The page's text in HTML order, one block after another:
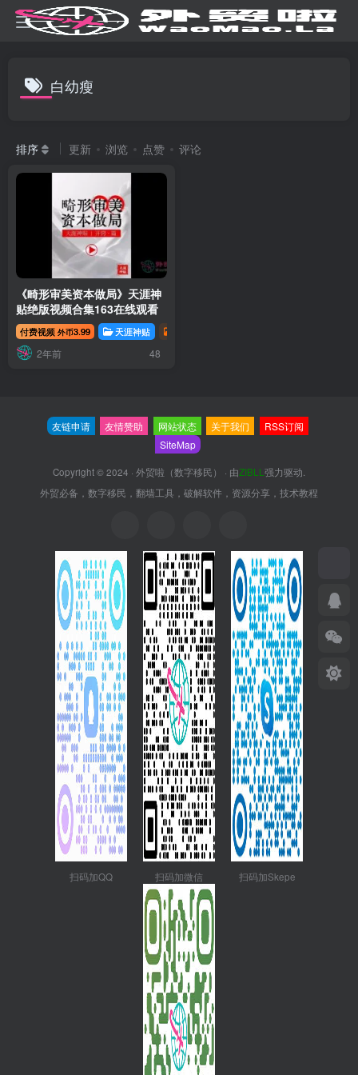
白幼瘦
排序 更新 浏览 点赞 评论
《畸形审美资本做局》天涯神
贴绝版视频合集163在线观看
付费视频 外币3.99 天涯神贴
2年前 48
友链申请 友情赞助 网站状态 关于我们
RSS订阅
SiteMap
Copyright © 2024 · 外贸啦（数字移民） · 由ZIBLL强力驱动.
外贸必备，数字移民，翻墙工具，破解软件，资源分享，技术教程
扫码加QQ 扫码加微信 扫码加Skepe